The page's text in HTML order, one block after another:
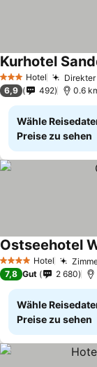
3 SterneHotel
Kurhotel
6,9 492 0.6
Wähle
Preise zu sehen
4 Sterne Hotel
Ostseehotel
7,8 Gut 2 680
Wähle
Preise zu sehen